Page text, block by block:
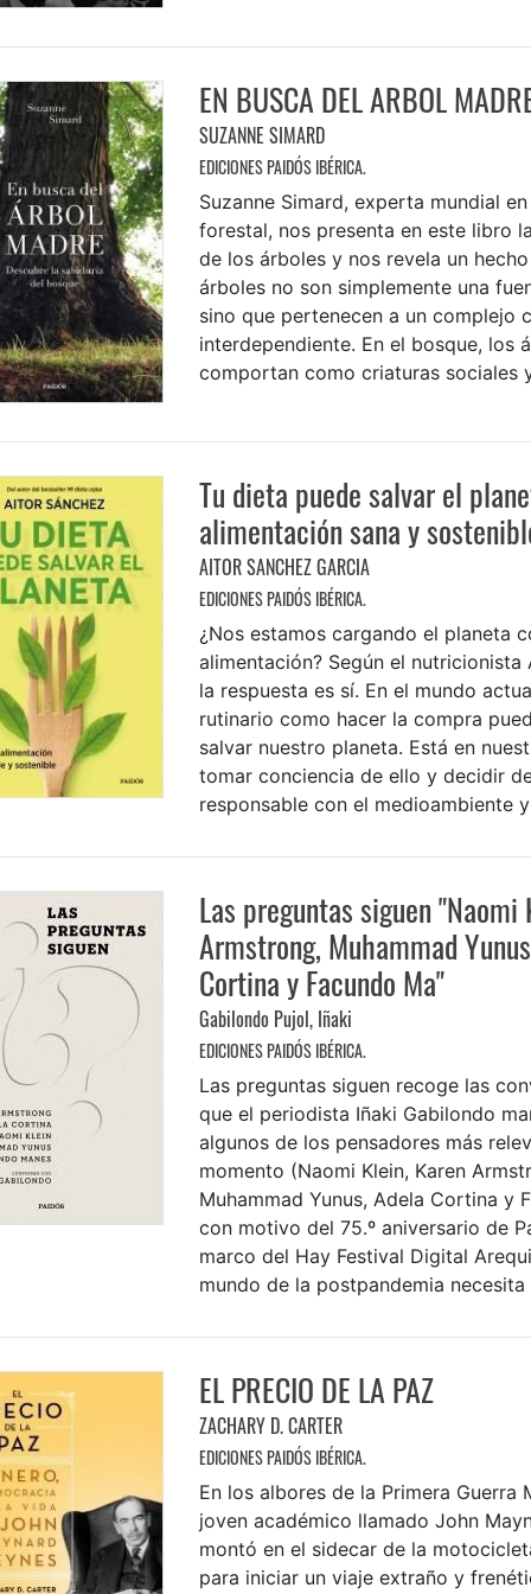
EN BUSCA DEL ARBOL
SUZANNE SIMARD
EDICIONES PAIDÓS IBÉRICA.
Suzanne Simard, experta mundial
forestal, nos presenta en este libro
de los árboles y nos revela un
árboles no son simplemente una
sino que pertenecen a un complejo
interdependiente. En el bosque, los
comportan como criaturas sociales
Tu dieta puede salvar el
alimentación sana y
AITOR SANCHEZ GARCIA
EDICIONES PAIDÓS IBÉRICA.
¿Nos estamos cargando el planeta
alimentación? Según el nutricionista
la respuesta es sí. En el mundo
rutinario como hacer la compra
salvar nuestro planeta. Está en
tomar conciencia de ello y decidir
responsable con el medioambiente
Las preguntas siguen "Naomi
Armstrong, Muhammad
Cortina y Facundo Ma"
Gabilondo Pujol, Iñaki
EDICIONES PAIDÓS IBÉRICA.
Las preguntas siguen recoge las
que el periodista Iñaki Gabilondo
algunos de los pensadores más
momento (Naomi Klein, Karen
Muhammad Yunus, Adela Cortina y
con motivo del 75.º aniversario de
marco del Hay Festival Digital
mundo de la postpandemia necesita
EL PRECIO DE LA PAZ
ZACHARY D. CARTER
EDICIONES PAIDÓS IBÉRICA.
En los albores de la Primera Guerra
joven académico llamado John
montó en el sidecar de la
para iniciar un viaje extraño y